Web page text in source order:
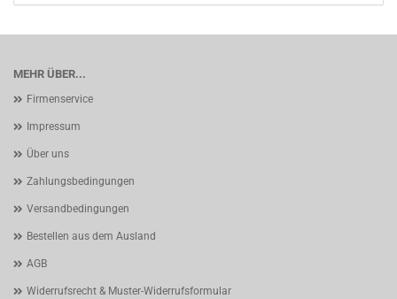
MEHR ÜBER...
Firmenservice
Impressum
Über uns
Zahlungsbedingungen
Versandbedingungen
Bestellen aus dem Ausland
AGB
Widerrufsrecht & Muster-Widerrufsformular